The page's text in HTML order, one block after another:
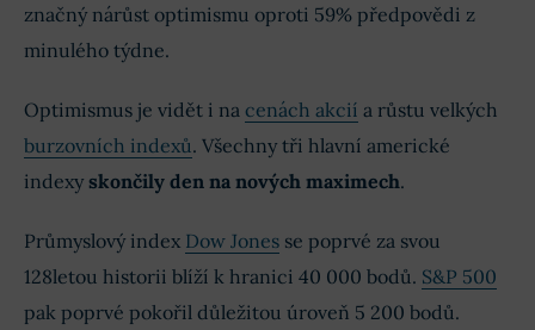
značný nárůst optimismu oproti 59% předpovědi z
minulého týdne.
Optimismus je vidět i na cenách akcií a růstu velkých
burzovních indexů. Všechny tři hlavní americké
indexy skončily den na nových maximech.
Průmyslový index Dow Jones se poprvé za svou
128letou historii blíží k hranici 40 000 bodů. S&P 500
pak poprvé pokořil důležitou úroveň 5 200 bodů.